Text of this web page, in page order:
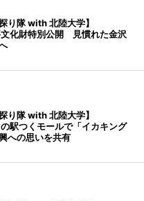
り隊 with 北陸大学】
化財特別公開 見慣れた金沢
り隊 with 北陸大学】
つくモールで「イカキング
への思いを共有